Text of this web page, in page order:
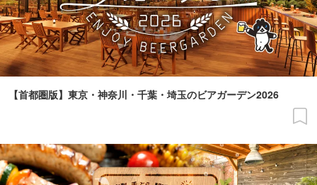
【首都圏版】東京・神奈川・千葉・埼玉のビアガーデン2026